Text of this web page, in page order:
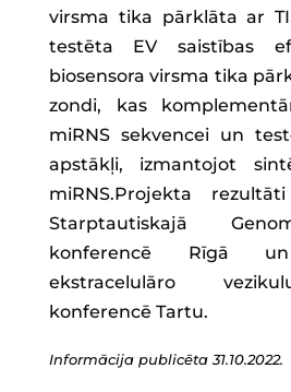
virsma tika pārklāta ar
testēta EV saistības
biosensora virsma tika
zondi, kas
miRNS sekvencei un
apstākļi, izmantojot
miRNS.Projekta
Starptautiskajā
konferencē Rīgā
ekstracelulāro
konferencē Tartu.
Informācija publicēta 31.10.2022.